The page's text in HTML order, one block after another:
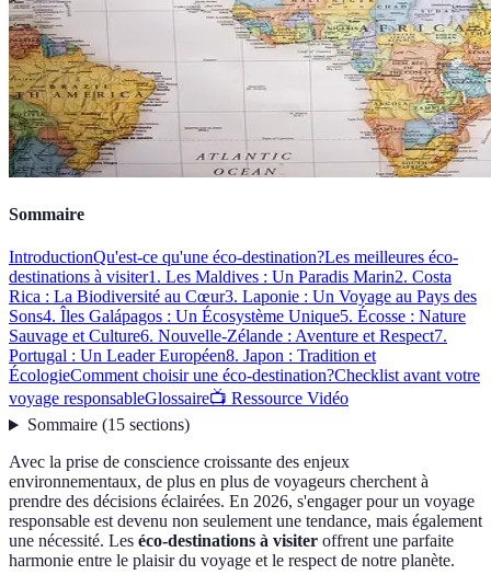
Sommaire
IntroductionQu'est-ce qu'une éco-destination?Les meilleures éco-
destinations à visiter1. Les Maldives : Un Paradis Marin2. Costa
Rica : La Biodiversité au Cœur3. Laponie : Un Voyage au Pays des
Sons4. Îles Galápagos : Un Écosystème Unique5. Écosse : Nature
Sauvage et Culture6. Nouvelle-Zélande : Aventure et Respect7.
Portugal : Un Leader Européen8. Japon : Tradition et
ÉcologieComment choisir une éco-destination?Checklist avant votre
voyage responsableGlossaire📺 Ressource Vidéo
Sommaire(15 sections)
Avec la prise de conscience croissante des enjeux
environnementaux, de plus en plus de voyageurs cherchent à
prendre des décisions éclairées. En 2026, s'engager pour un voyage
responsable est devenu non seulement une tendance, mais également
une nécessité. Les éco-destinations à visiter offrent une parfaite
harmonie entre le plaisir du voyage et le respect de notre planète.